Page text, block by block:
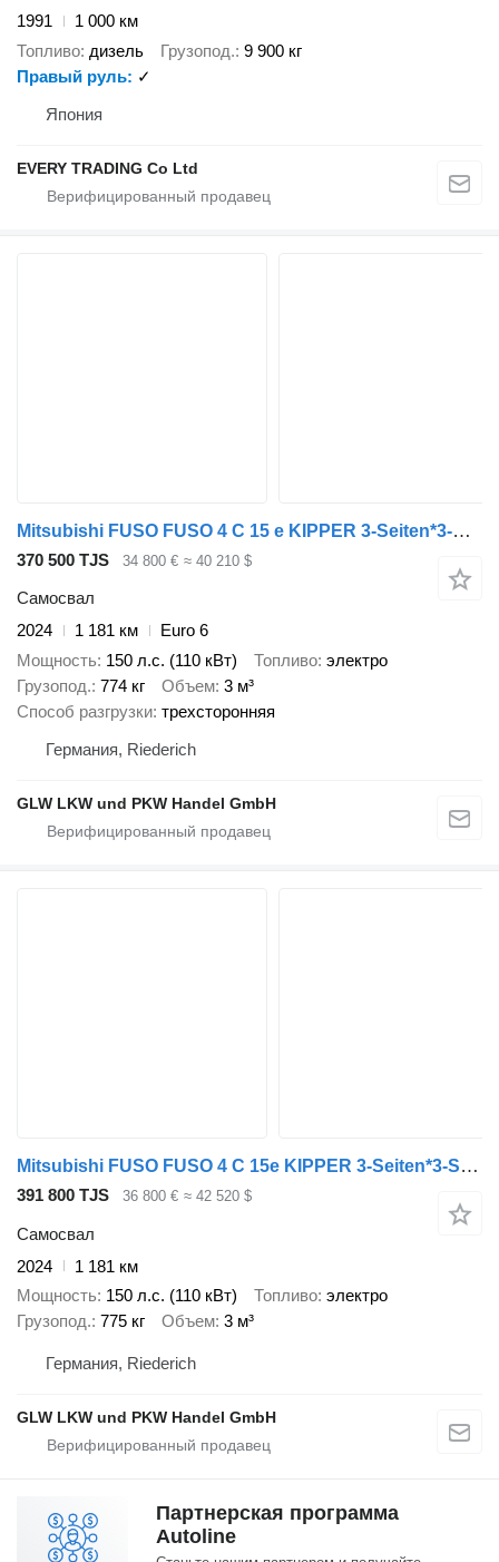
1991
1 000 км
Топливо дизель Грузопод. 9 900 кг
Правый руль
✓
Япония
EVERY TRADING Co Ltd
Mitsubishi FUSO FUSO 4 C 15 e KIPPER 3-Seiten*3-Sitzer*NEU
370 500 TJS 34 800 € ≈ 40 210 $
Самосвал
2024
1 181 км
Euro 6
Мощность 150 л.с. (110 кВт) Топливо электро
Грузопод. 774 кг Объем 3 м³
Способ разгрузки трехсторонняя
Германия, Riederich
GLW LKW und PKW Handel GmbH
Mitsubishi FUSO FUSO 4 C 15e KIPPER 3-Seiten*3-Sitzer*VORFÜHR
391 800 TJS 36 800 € ≈ 42 520 $
Самосвал
2024
1 181 км
Мощность 150 л.с. (110 кВт) Топливо электро
Грузопод. 775 кг Объем 3 м³
Германия, Riederich
GLW LKW und PKW Handel GmbH
Партнерская программа
Autoline